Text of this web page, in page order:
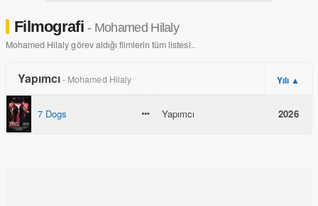
Filmografi- Mohamed Hilaly
Mohamed Hilaly görev aldığı filmlerin tüm listesi..
Yapımcı- Mohamed Hilaly Yılı ▲
7 Dogs Yapımcı 2026